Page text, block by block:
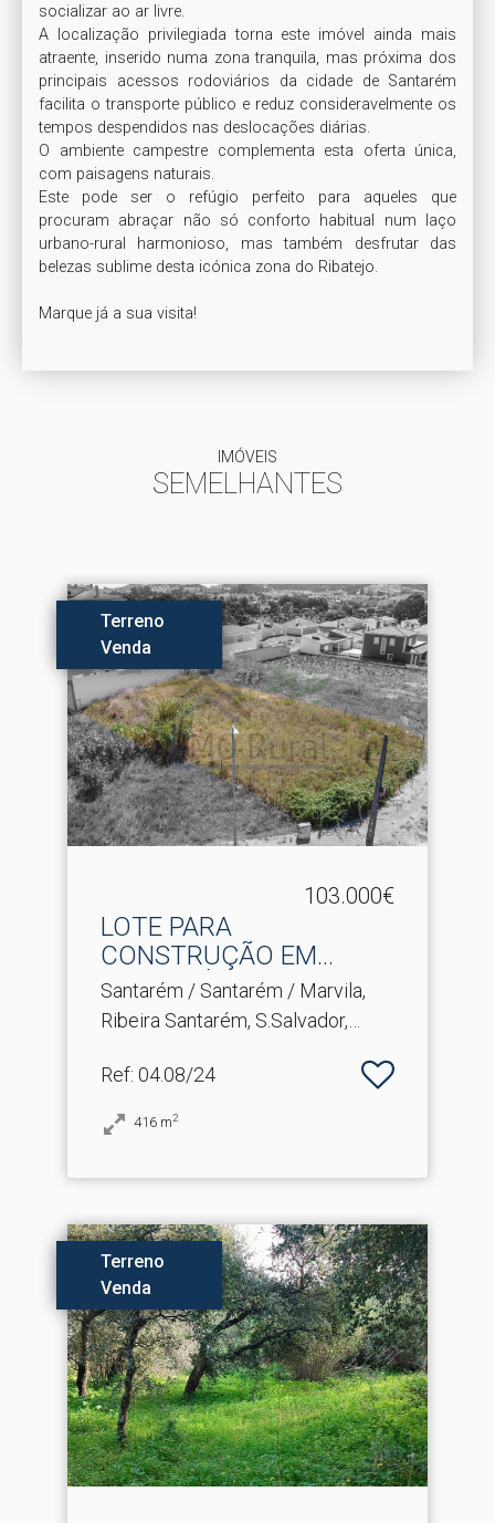
socializar ao ar livre.
A localização privilegiada torna este imóvel ainda mais
atraente, inserido numa zona tranquila, mas próxima dos
principais acessos rodoviários da cidade de Santarém
facilita o transporte público e reduz consideravelmente os
tempos despendidos nas deslocações diárias.
O ambiente campestre complementa esta oferta única,
com paisagens naturais.
Este pode ser o refúgio perfeito para aqueles que
procuram abraçar não só conforto habitual num laço
urbano-rural harmonioso, mas também desfrutar das
belezas sublime desta icónica zona do Ribatejo.
Marque já a sua visita!
IMÓVEIS
SEMELHANTES
Terreno
Venda
103.000€
LOTE PARA
CONSTRUÇÃO EM
SANTARÉM
Santarém / Santarém / Marvila,
Ribeira Santarém, S.Salvador,
Ref: 04.08/24
416 m2
Terreno
Venda